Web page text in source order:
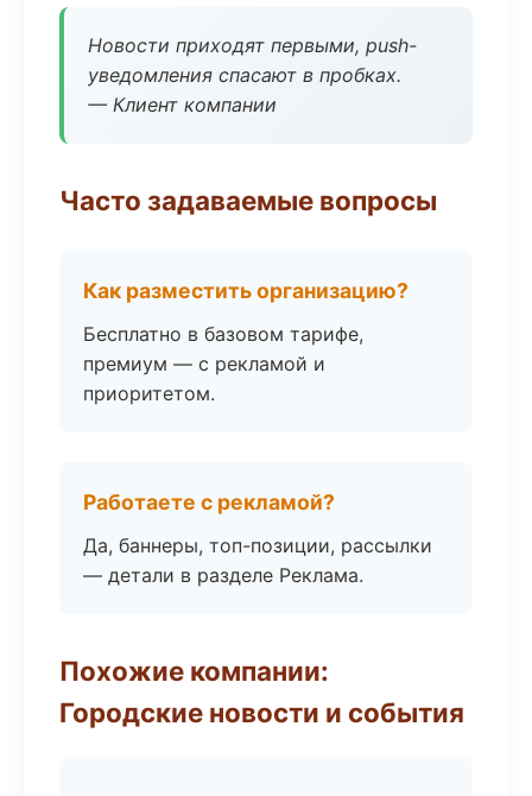
Новости приходят первыми, push-
уведомления спасают в пробках.
— Клиент компании
Часто задаваемые вопросы
Как разместить организацию?
Бесплатно в базовом тарифе,
премиум — с рекламой и
приоритетом.
Работаете с рекламой?
Да, баннеры, топ-позиции, рассылки
— детали в разделе Реклама.
Похожие компании:
Городские новости и события